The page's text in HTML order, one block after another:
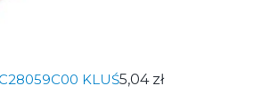
KLUŚ5,04 zł